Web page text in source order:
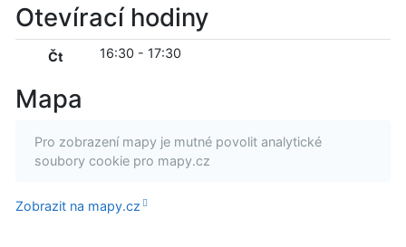
Otevírací hodiny
Čt 16:30 - 17:30
Mapa
Pro zobrazení mapy je mutné povolit analytické
soubory cookie pro mapy.cz
Zobrazit na mapy.cz